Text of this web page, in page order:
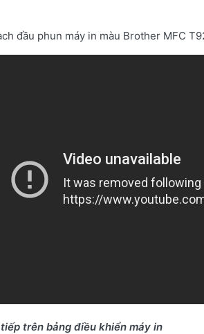
đầu phun máy in màu Brother MFC
trên bảng điều khiển máy in